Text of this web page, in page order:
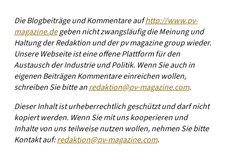
Die Blogbeiträge und Kommentare aufhttp://www.pv-
magazine.degeben nicht zwangsläufig die Meinung und
Haltung der Redaktion und der pv magazine group wieder.
Unsere Webseite ist eine offene Plattform für den
Austausch der Industrie und Politik. Wenn Sie auch in
eigenen Beiträgen Kommentare einreichen wollen,
schreiben Sie bitte anredaktion@pv-magazine.com.
Dieser Inhalt ist urheberrechtlich geschützt und darf nicht
kopiert werden. Wenn Sie mit uns kooperieren und
Inhalte von uns teilweise nutzen wollen, nehmen Sie bitte
Kontakt auf:redaktion@pv-magazine.com.